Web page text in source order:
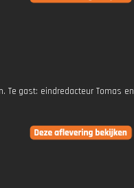
Te gast: eindredacteur Tomas en